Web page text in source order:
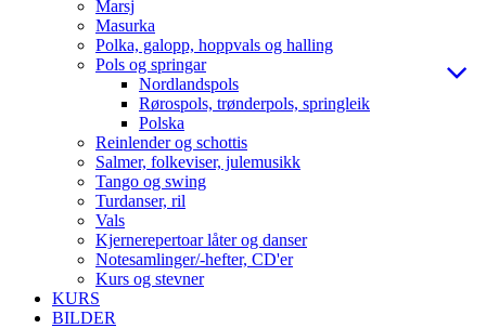
Marsj
Masurka
Polka, galopp, hoppvals og halling
Pols og springar
Nordlandspols
Rørospols, trønderpols, springleik
Polska
Reinlender og schottis
Salmer, folkeviser, julemusikk
Tango og swing
Turdanser, ril
Vals
Kjernerepertoar låter og danser
Notesamlinger/-hefter, CD'er
Kurs og stevner
KURS
BILDER